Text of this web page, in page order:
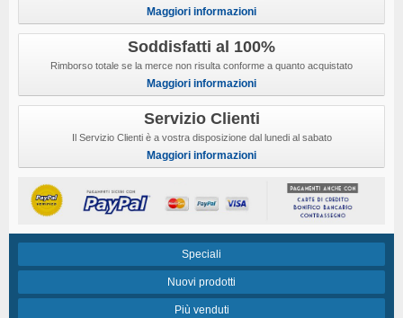
Maggiori informazioni
Soddisfatti al 100%
Rimborso totale se la merce non risulta conforme a quanto acquistato
Maggiori informazioni
Servizio Clienti
Il Servizio Clienti è a vostra disposizione dal lunedi al sabato
Maggiori informazioni
Speciali
Nuovi prodotti
Più venduti